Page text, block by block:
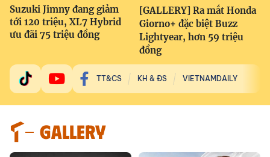
Suzuki Jimny đang giảm
tới 120 triệu, XL7 Hybrid
ưu đãi 75 triệu đồng
[GALLERY] Ra mắt Honda
Giorno+ đặc biệt Buzz
Lightyear, hơn 59 triệu
đồng
TT&CS KH & ĐS VIETNAMDAILY
GALLERY